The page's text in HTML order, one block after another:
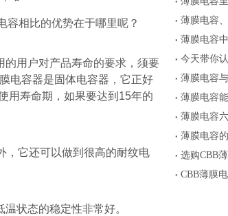
容相比的优势在于哪里呢？
的用户对产品寿命的要求，须要
电容器是固体电容器，它正好
用寿命期，如果要达到 15年的
，它还可以做到很高的耐纹电
状态的稳定性非常好。
薄膜电容
今天带你
薄膜电容
薄膜电容
薄膜电容
薄膜电容
CBB薄膜